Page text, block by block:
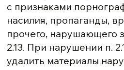
с признаками
насилия, пропаганды,
прочего, нарушающего
2.13. При нарушении п.
удалить материалы